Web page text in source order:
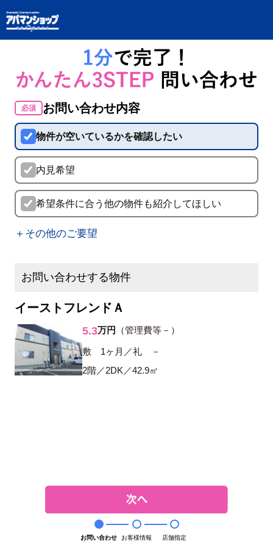
必須 お問い合わせ内容
物件が空いているかを確認したい
内見希望
希望条件に合う他の物件も紹介してほしい
＋その他のご要望
お問い合わせする物件
イーストフレンドＡ
5.3万円 （管理費等－）
敷 1ヶ月／礼 －
2階／2DK／42.9㎡
お問い合わせ お客様情報 店舗指定